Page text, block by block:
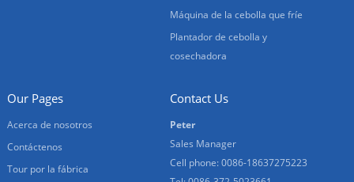
Máquina de la cebolla que fríe
Plantador de cebolla y
cosechadora
Our Pages
Acerca de nosotros
Contáctenos
Tour por la fábrica
Contact Us
Peter
Sales Manager
Cell phone: 0086-18637275223